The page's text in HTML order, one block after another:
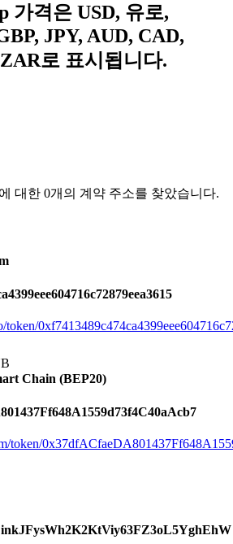
가격은 USD, 유로,
JPY, AUD, CAD,
로 표시됩니다.
대한 0개의 계약 주소를 찾았습니다.
token/
Chain (BEP20)
token/